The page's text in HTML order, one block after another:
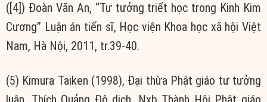
([4]) Đoàn Văn An, “Tư tưởng triết học trong Kinh Kim
Cương” Luận án tiến sĩ, Học viện Khoa học xã hội Việt
Nam, Hà Nội, 2011, tr.39-40.
(5) Kimura Taiken (1998), Đại thừa Phật giáo tư tưởng